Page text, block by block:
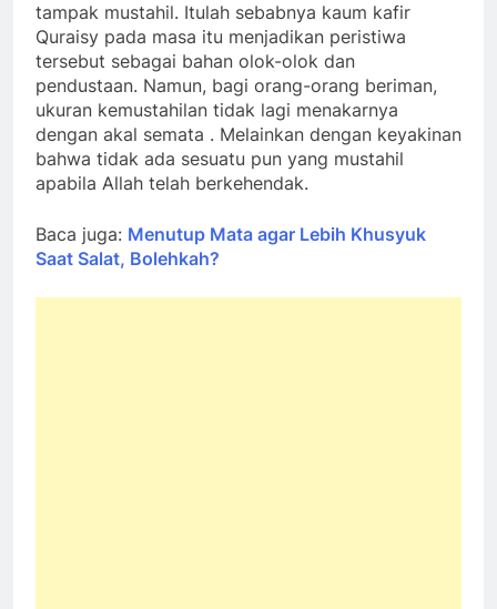
tampak mustahil. Itulah sebabnya kaum kafir
Quraisy pada masa itu menjadikan peristiwa
tersebut sebagai bahan olok-olok dan
pendustaan. Namun, bagi orang-orang beriman,
ukuran kemustahilan tidak lagi menakarnya
dengan akal semata . Melainkan dengan keyakinan
bahwa tidak ada sesuatu pun yang mustahil
apabila Allah telah berkehendak.
Baca juga: Menutup Mata agar Lebih Khusyuk
Saat Salat, Bolehkah?